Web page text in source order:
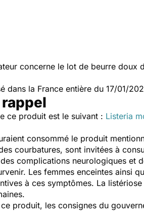
concerne le lot de beurre doux
dans la France entière du 17/01/
ce produit est le suivant : Listeria
consommé le produit
courbatures, sont invitées à
complications neurologiques et
Les femmes enceintes ainsi
à ces symptômes. La
produit, les consignes du